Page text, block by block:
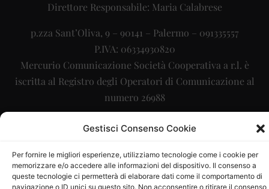
Gestisci Consenso Cookie
Per fornire le migliori esperienze, utilizziamo tecnologie come i cookie per
memorizzare e/o accedere alle informazioni del dispositivo. Il consenso a
queste tecnologie ci permetterà di elaborare dati come il comportamento di
navigazione o ID unici su questo sito. Non acconsentire o ritirare il consenso
Direttore Responsabile: Maria Calabrese
p.zza Sant’Oliva, 9 – 90141 – Palermo – 091335557
P.IVA: 06334930820
Mercurio Comunicazione Società Cooperativa a r.l. è
iscritta al Registro degli Operatori di Comunicazione al
numero 26988
Sito gestito da La Digitale srl info@ladigitale.it